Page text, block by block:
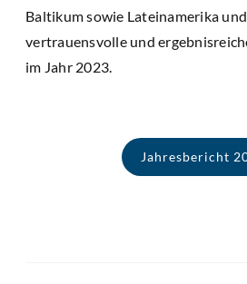
Jahresbericht
Baltikum sowie Lateinamerika
vertrauensvolle und
im Jahr 2023.